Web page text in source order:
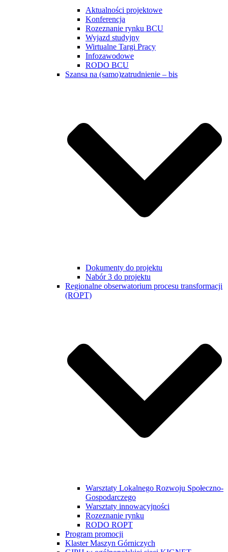
Aktualności projektowe
Konferencja
Rozeznanie rynku BCU
Wyjazd studyjny
Wirtualne Targi Pracy
Infozawodowe
RODO BCU
Szansa na (samo)zatrudnienie – bis
Dokumenty do projektu
Nabór 3 do projektu
Regionalne obserwatorium procesu transformacji
(ROPT)
Warsztaty Lokalnego Rozwoju Społeczno-
Gospodarczego
Warsztaty innowacyjności
Rozeznanie rynku
RODO ROPT
Program promocji
Klaster Maszyn Górniczych